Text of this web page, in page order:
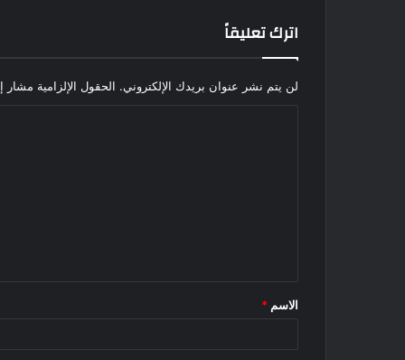
اترك تعليقاً
لن يتم نشر عنوان بريدك الإلكتروني. الحقول الإلزامية مشار
*
الاسم *